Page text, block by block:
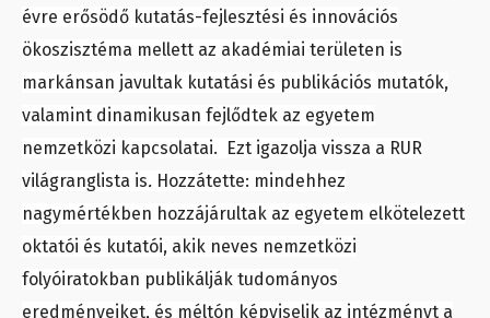
évre erősödő kutatás-fejlesztési és innovációs
ökoszisztéma mellett az akadémiai területen is
markánsan javultak kutatási és publikációs mutatók,
valamint dinamikusan fejlődtek az egyetem
nemzetközi kapcsolatai. Ezt igazolja vissza a RUR
világranglista is. Hozzátette: mindehhez
nagymértékben hozzájárultak az egyetem elkötelezett
oktatói és kutatói, akik neves nemzetközi
folyóiratokban publikálják tudományos
eredményeiket, és méltón képviselik az intézményt a